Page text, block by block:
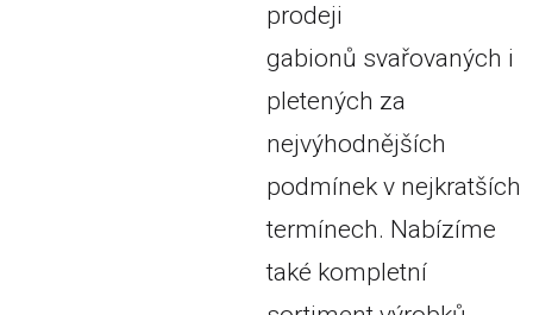
prodeji
gabionů svařovaných i
pletených za
nejvýhodnějších
podmínek v nejkratších
termínech. Nabízíme
také kompletní